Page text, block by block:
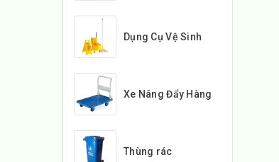
Dụng Cụ Vệ Sinh
Xe Nâng Đẩy Hàng
Thùng rác